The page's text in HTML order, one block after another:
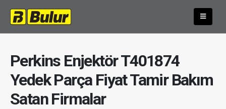
Perkins Enjektör T401874
Yedek Parça Fiyat Tamir Bakım
Satan Firmalar